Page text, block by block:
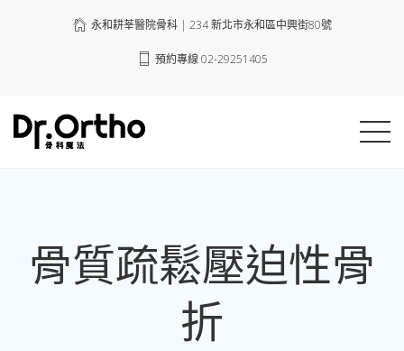
永和耕莘醫院骨科 | 234 新北市永和區中興街80號
預約專線 02-29251405
骨質疏鬆壓迫性骨
折